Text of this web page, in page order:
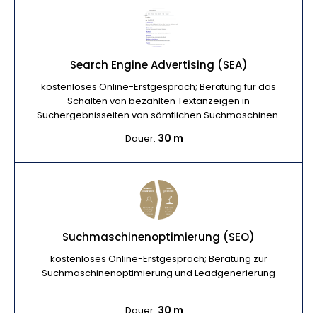
Search Engine Advertising (SEA)
kostenloses Online-Erstgespräch; Beratung für das
Schalten von bezahlten Textanzeigen in
Suchergebnisseiten von sämtlichen Suchmaschinen.
Dauer: 30 m
Suchmaschinenoptimierung (SEO)
kostenloses Online-Erstgespräch; Beratung zur
Suchmaschinenoptimierung und Leadgenerierung